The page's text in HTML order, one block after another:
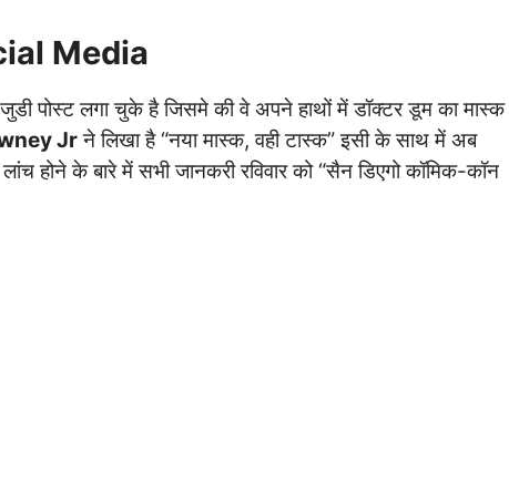
Media
पोस्ट लगा चुके है जिसमे की वे अपने हाथों में डॉक्टर डूम का मास्क
Jrने लिखा है “नया मास्क, वही टास्क” इसी के साथ में अब
होने के बारे में सभी जानकरी रविवार को “सैन डिएगो कॉमिक-कॉन